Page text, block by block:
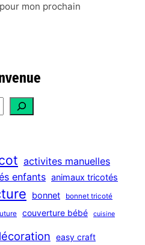
mon prochain
activites manuelles
enfants animaux tricotés
bonnet bonnet tricoté
couverture bébé cuisine
easy craft